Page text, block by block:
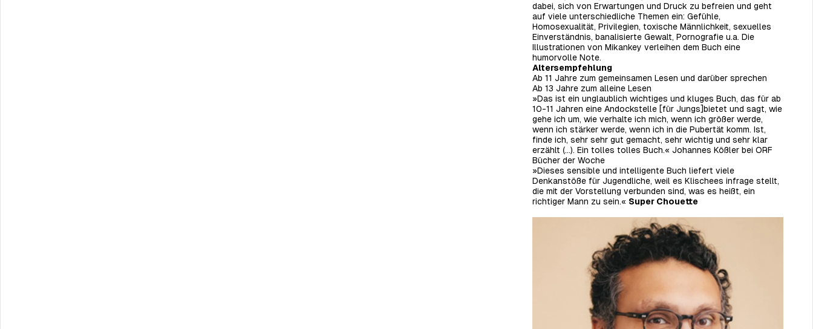
dabei, sich von Erwartungen und Druck zu befreien und geht
auf viele unterschiedliche Themen ein: Gefühle,
Homosexualität, Privilegien, toxische Männlichkeit, sexuelles
Einverständnis, banalisierte Gewalt, Pornografie u.a. Die
Illustrationen von Mikankey verleihen dem Buch eine
humorvolle Note.
Altersempfehlung
Ab 11 Jahre zum gemeinsamen Lesen und darüber sprechen
Ab 13 Jahre zum alleine Lesen
»Das ist ein unglaublich wichtiges und kluges Buch, das für ab
10-11 Jahren eine Andockstelle [für Jungs]bietet und sagt, wie
gehe ich um, wie verhalte ich mich, wenn ich größer werde,
wenn ich stärker werde, wenn ich in die Pubertät komm. Ist,
finde ich, sehr sehr gut gemacht, sehr wichtig und sehr klar
erzählt (…). Ein tolles tolles Buch.« Johannes Kößler bei ORF
Bücher der Woche
»Dieses sensible und intelligente Buch liefert viele
Denkanstöße für Jugendliche, weil es Klischees infrage stellt,
die mit der Vorstellung verbunden sind, was es heißt, ein
richtiger Mann zu sein.« Super Chouette